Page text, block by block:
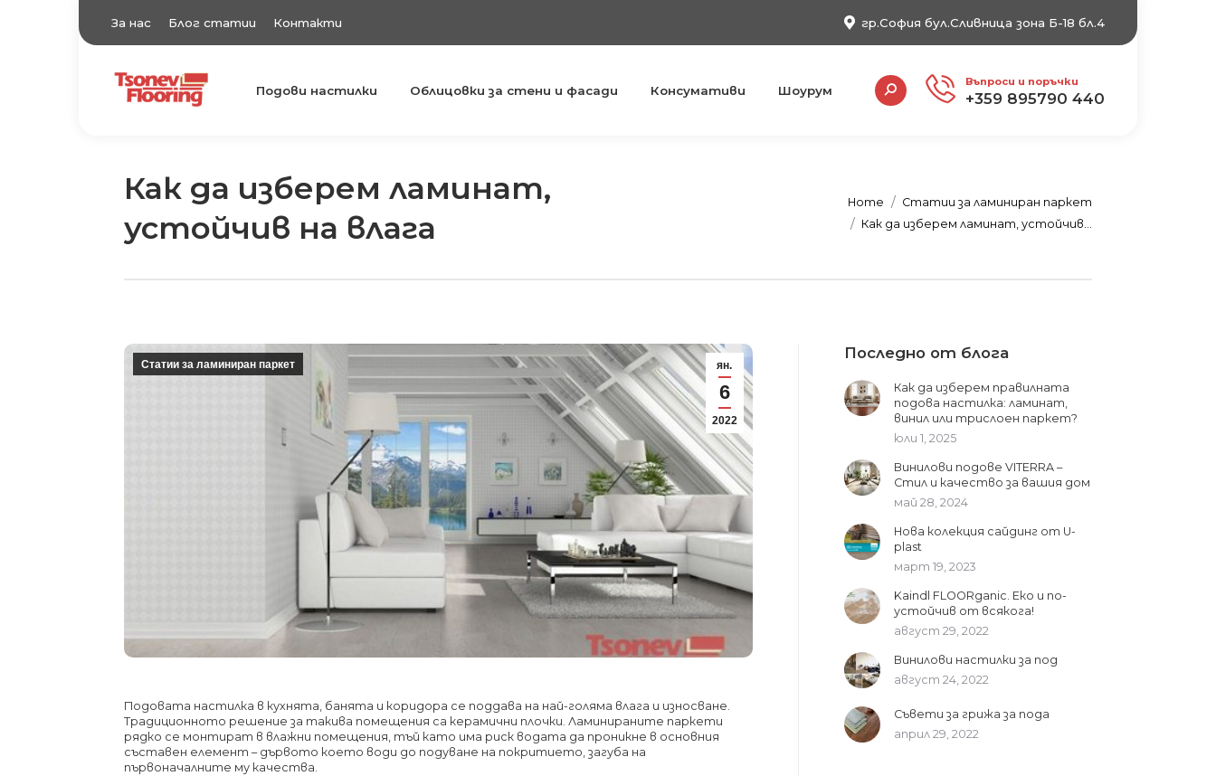
За нас Блог статии Контакти гр.София бул.Сливница зона Б-18 бл.4
TsonevFlooring
Подови настилки Подови настилки Облицовки за стени и фасади Консумативи Шоурум
Search: Въпроси и поръчки
+359 895790 440
Как да изберем ламинат,
устойчив на влага
Home
Статии за ламиниран паркет
Как да изберем ламинат, устойчив…
ян.
6
2022
Статии за ламиниран паркет
Подовата настилка в кухнята, банята и коридора се поддава на най-голяма влага и износване.
Традиционното решение за такива помещения са керамични плочки. Ламинираните паркети
рядко се монтират в влажни помещения, тъй като има риск водата да проникне в основния
съставен елемент – дървото което води до подуване на покритието, загуба на
първоначалните му качества.
Последно от блога
Как да изберем правилната
подова настилка: ламинат,
винил или трислоен паркет?
юли 1, 2025
Винилови подове VITERRA –
Стил и качество за вашия дом
май 28, 2024
Нова колекция сайдинг от U-
plast
март 19, 2023
Kaindl FLOORganic. Еко и по-
устойчив от всякога!
август 29, 2022
Винилови настилки за под
август 24, 2022
Съвети за грижа за пода
април 29, 2022